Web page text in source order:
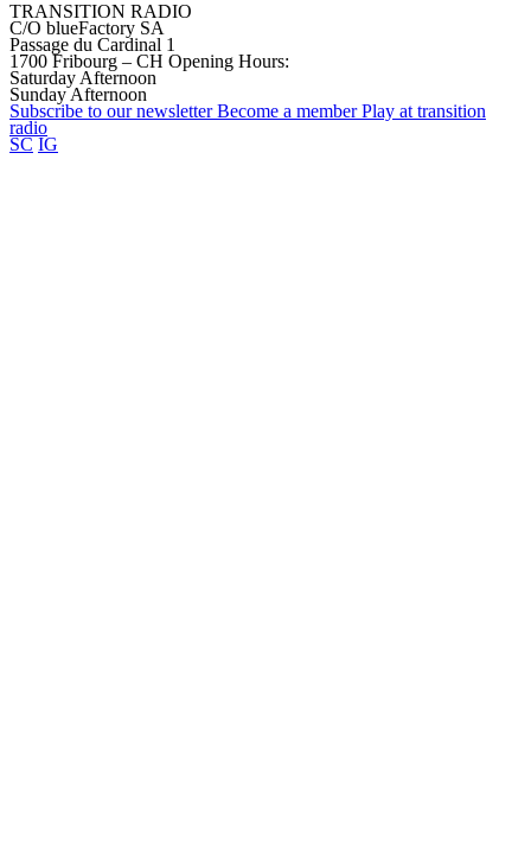
TRANSITION RADIO
C/O blueFactory SA
Passage du Cardinal 1
1700 Fribourg – CH Opening Hours:
Saturday Afternoon
Sunday Afternoon
Subscribe to ournewsletter Become a member Play at transition
radio
SC IG